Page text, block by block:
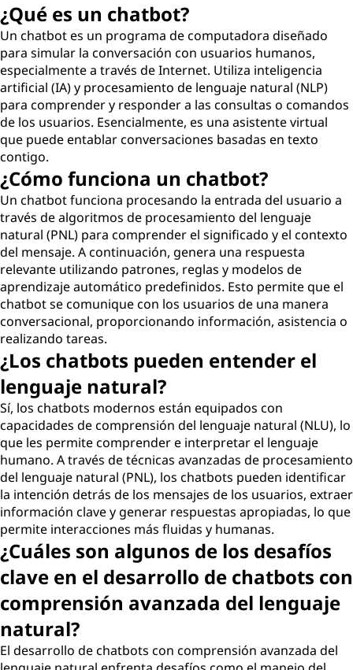
¿Qué es un chatbot?
Un chatbot es un programa de computadora diseñado
para simular la conversación con usuarios humanos,
especialmente a través de Internet. Utiliza inteligencia
artificial (IA) y procesamiento de lenguaje natural (NLP)
para comprender y responder a las consultas o comandos
de los usuarios. Esencialmente, es una asistente virtual
que puede entablar conversaciones basadas en texto
contigo.
¿Cómo funciona un chatbot?
Un chatbot funciona procesando la entrada del usuario a
través de algoritmos de procesamiento del lenguaje
natural (PNL) para comprender el significado y el contexto
del mensaje. A continuación, genera una respuesta
relevante utilizando patrones, reglas y modelos de
aprendizaje automático predefinidos. Esto permite que el
chatbot se comunique con los usuarios de una manera
conversacional, proporcionando información, asistencia o
realizando tareas.
¿Los chatbots pueden entender el
lenguaje natural?
Sí, los chatbots modernos están equipados con
capacidades de comprensión del lenguaje natural (NLU), lo
que les permite comprender e interpretar el lenguaje
humano. A través de técnicas avanzadas de procesamiento
del lenguaje natural (PNL), los chatbots pueden identificar
la intención detrás de los mensajes de los usuarios, extraer
información clave y generar respuestas apropiadas, lo que
permite interacciones más fluidas y humanas.
¿Cuáles son algunos de los desafíos
clave en el desarrollo de chatbots con
comprensión avanzada del lenguaje
natural?
El desarrollo de chatbots con comprensión avanzada del